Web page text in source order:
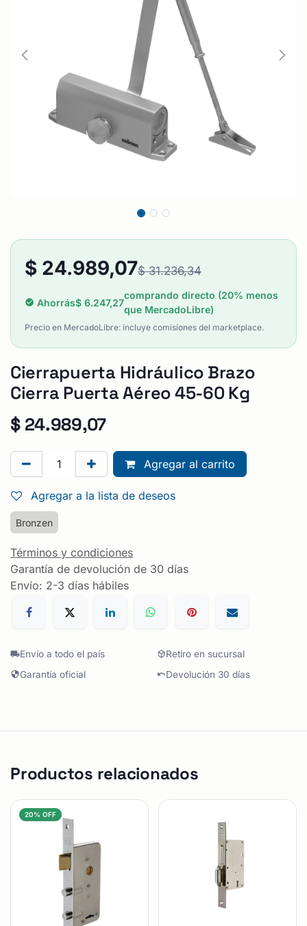
$ 24.989,07$31.236,34
Ahorrás$ 6.247,27
comprando directo (20% menos
que MercadoLibre)
Precio en MercadoLibre: incluye comisiones del marketplace.
Cierrapuerta Hidráulico Brazo
Cierra Puerta Aéreo 45-60 Kg
$ 24.989,07
Agregar al carrito
Agregar a la lista de deseos
Bronzen
Términos y condiciones
Garantía de devolución de 30 días
Envío: 2-3 días hábiles
Envío a todo el país
Retiro en sucursal
Garantía oficial
Devolución 30 días
Productos relacionados
20% OFF